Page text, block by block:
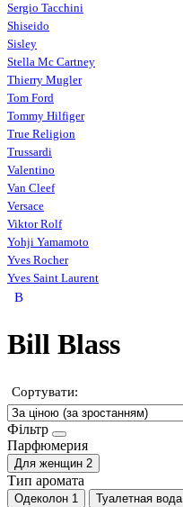
Sergio Tacchini
Shiseido
Sisley
Stella Mc Cartney
Thierry Mugler
Tom Ford
Tommy Hilfiger
True Religion
Trussardi
Valentino
Van Cleef
Versace
Viktor Rolf
Yohji Yamamoto
Yves Rocher
Yves Saint Laurent
B
Bill Blass
Сортувати:
Фільтр
Парфюмерия
Для женщин 2
Тип аромата
Одеколон 1 Туалетная вода